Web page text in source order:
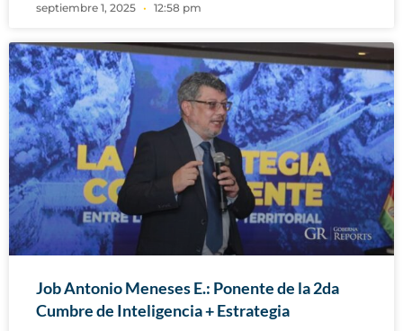
septiembre 1, 2025 12:58 pm
Job Antonio Meneses E.: Ponente de la 2da
Cumbre de Inteligencia + Estrategia